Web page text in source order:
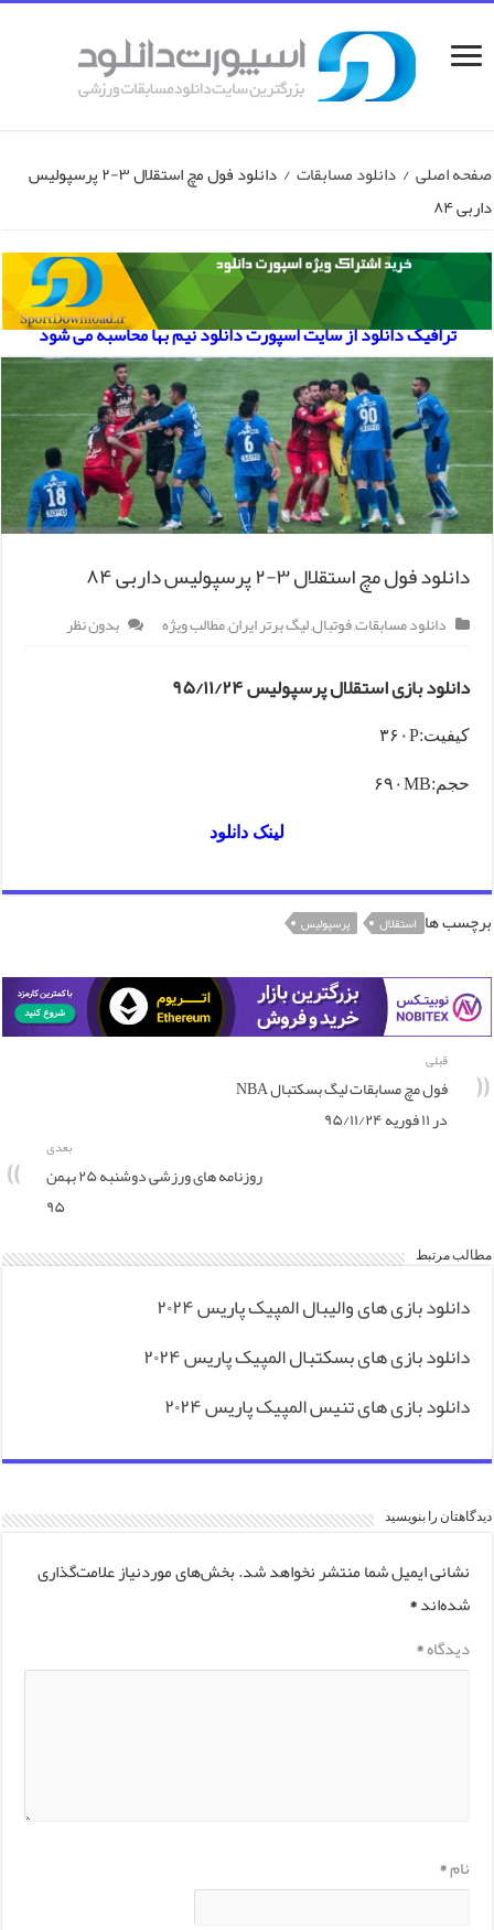
صفحه اصلی / دانلود مسابقات /
دانلود فول مچ استقلال ۳-۲ پرسپولیس
داربی ۸۴
ترافیک دانلود از سایت اسپورت دانلود نیم بها محاسبه می شود
دانلود فول مچ استقلال ۳-۲ پرسپولیس داربی ۸۴
دانلود مسابقات,فوتبال,لیگ برتر ایران,مطالب ویژه بدون نظر
دانلود بازی استقلال پرسپولیس ۹۵/۱۱/۲۴
کیفیت:۳۶۰P
حجم:۶۹۰MB
لینک دانلود
برچسب ها استقلال پرسپولیس
قبلی
فول مچ مسابقات لیگ بسکتبال NBA
در ۱۱ فوریه ۹۵/۱۱/۲۴
بعدی
روزنامه های ورزشی دوشنبه ۲۵ بهمن
۹۵
مطالب مرتبط
دانلود بازی های والیبال المپیک پاریس ۲۰۲۴
دانلود بازی های بسکتبال المپیک پاریس ۲۰۲۴
دانلود بازی های تنیس المپیک پاریس ۲۰۲۴
دیدگاهتان را بنویسید
نشانی ایمیل شما منتشر نخواهد شد.بخش‌های موردنیاز علامت‌گذاری
شده‌اند*
دیدگاه*
نام*